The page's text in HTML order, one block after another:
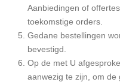
Aanbiedingen of
toekomstige orders.
Gedane bestellingen
bevestigd.
Op de met U
aanwezig te zijn, om de